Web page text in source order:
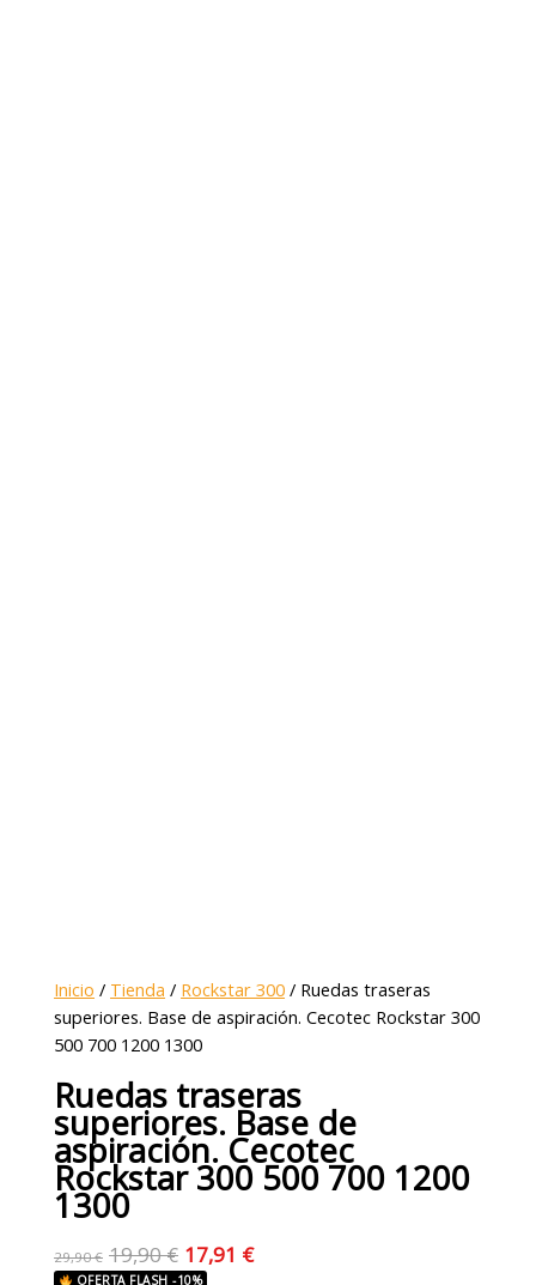
Inicio / Tienda / Rockstar 300 / Ruedas traseras
superiores. Base de aspiración. Cecotec Rockstar 300
500 700 1200 1300
Ruedas traseras
superiores. Base de
aspiración. Cecotec
Rockstar 300 500 700 1200
1300
29,90€ 19,90€ 17,91 €
OFERTA FLASH -10%